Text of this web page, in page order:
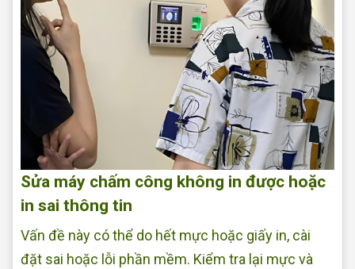
Sửa máy chấm công không in được hoặc
in sai thông tin
Vấn đề này có thể do hết mực hoặc giấy in, cài
đặt sai hoặc lỗi phần mềm. Kiểm tra lại mực và